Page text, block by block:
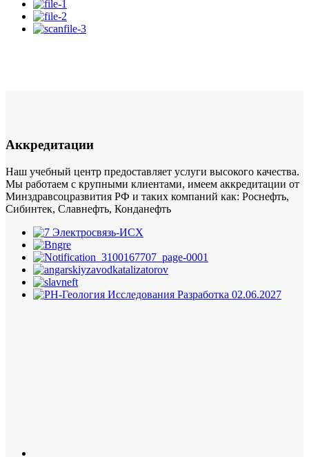
Аккредитации
Наш учебный центр предоставляет услуги высокого качества.
Мы работаем с крупными клиентами, имеем аккредитации от
Минздравсоцразвития РФ и таких компаний как: Роснефть,
Сибинтек, Славнефть, Конданефть